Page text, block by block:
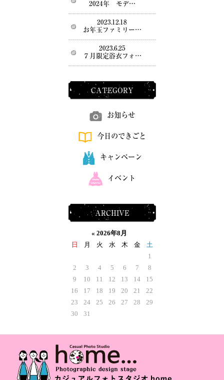
2024年 モデ…
2023.12.18
お年玉ファミリー…
2023.6.25
７月限定浴衣フォ…
CATEGORY
お知らせ
今日のできごと
キャンペーン
イベント
ARCHIVE
« 2026年8月
日
月 火 水 木 金
土
1
2
3 4 5 6 7
8
9
10 11 12 13 14
15
16
17 18 19 20 21
22
23
24 25 26 27 28
29
30
31